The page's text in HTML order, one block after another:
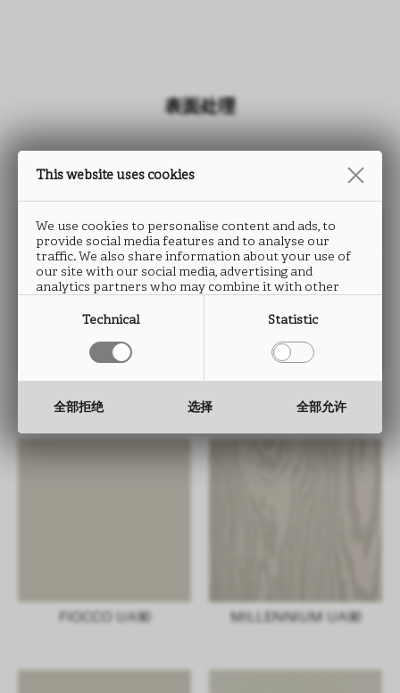
表面处理
FIOCCO UA90 MILLENNIUM UA90
This website uses cookies
We use cookies to personalise content and ads, to
provide social media features and to analyse our
traffic. We also share information about your use of
our site with our social media, advertising and
analytics partners who may combine it with other
they have collected from your use of their services.
Technical Statistic
全部拒绝 选择 全部允许